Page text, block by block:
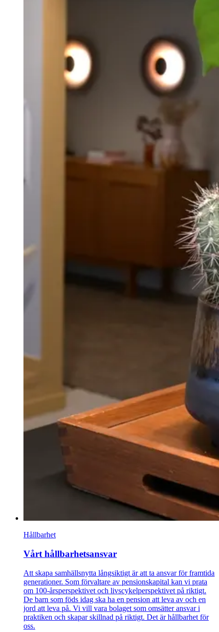
Hållbarhet
Vårt hållbarhetsansvar
Att skapa samhällsnytta långsiktigt är att ta ansvar för framtida
generationer. Som förvaltare av pensionskapital kan vi prata
om 100-årsperspektivet och livscykelperspektivet på riktigt.
De barn som föds idag ska ha en pension att leva av och en
jord att leva på. Vi vill vara bolaget som omsätter ansvar i
praktiken och skapar skillnad på riktigt. Det är hållbarhet för
oss.